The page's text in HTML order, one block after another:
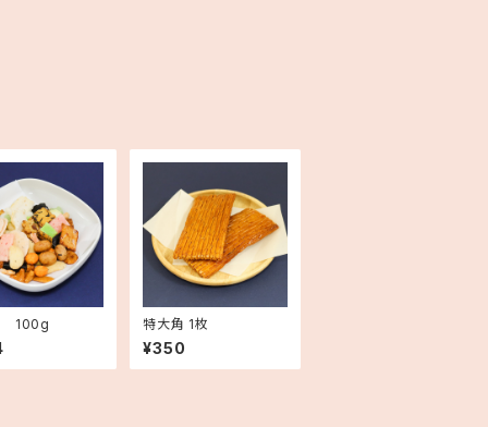
100g 特大角 1枚
¥350